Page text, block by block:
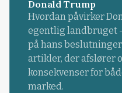
Donald Trump
Hvordan påvirker
egentlig landbruget
på hans
artikler, der afslører
konsekvenser for
marked.